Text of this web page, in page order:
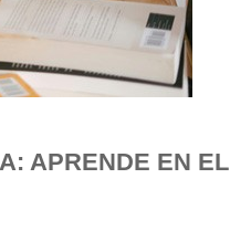
APRENDE EN EL